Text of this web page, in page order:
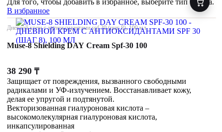
Для того, чтобы добавить в избранное, выберите тип товара.
В избранное
Дневной крем с антиоксидантами spf 30 (шаг 8), 100 мл
Muse-8 Shielding DAY Cream Spf-30 100
38 290 ₸
Защищает от повреждения, вызванного свободными
радикалами и УФ-излучением. Восстанавливает кожу,
делая ее упругой и подтянутой.
Векторизованная гиалуроновая кислота –
высокомолекулярная гиалуроновая кислота,
инкапсулированная